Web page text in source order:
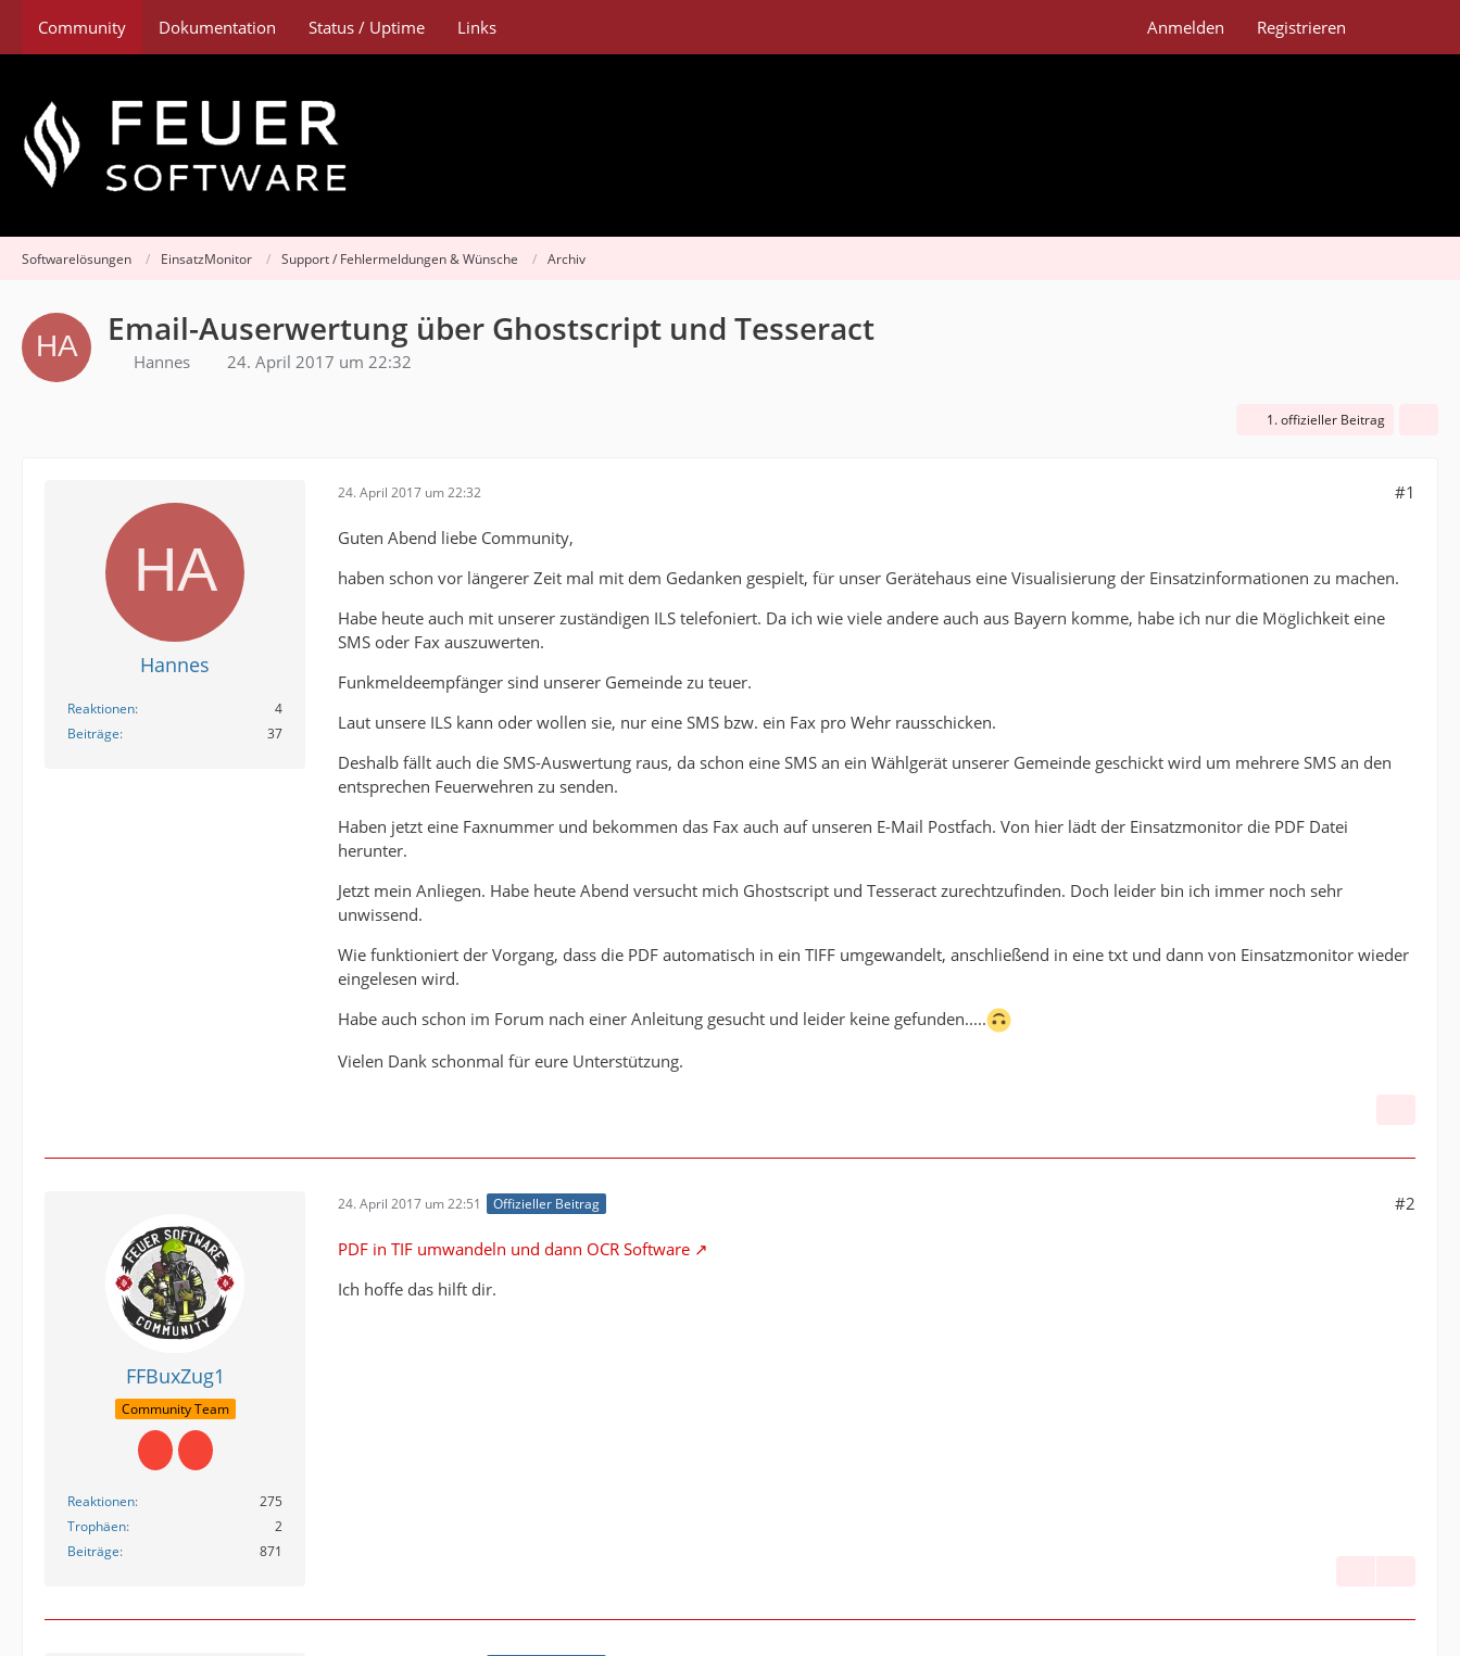
Community Dokumentation Status / Uptime Links Anmelden Registrieren
Softwarelösungen EinsatzMonitor Support / Fehlermeldungen & Wünsche Archiv
Email-Auserwertung über Ghostscript und Tesseract
Hannes 24. April 2017 um 22:32
1. offizieller Beitrag
Hannes
Reaktionen
4
Beiträge
37
24. April 2017 um 22:32 #1
Guten Abend liebe Community,
haben schon vor längerer Zeit mal mit dem Gedanken gespielt, für unser Gerätehaus eine Visualisierung der Einsatzinformationen zu machen.
Habe heute auch mit unserer zuständigen ILS telefoniert. Da ich wie viele andere auch aus Bayern komme, habe ich nur die Möglichkeit eine
SMS oder Fax auszuwerten.
Funkmeldeempfänger sind unserer Gemeinde zu teuer.
Laut unsere ILS kann oder wollen sie, nur eine SMS bzw. ein Fax pro Wehr rausschicken.
Deshalb fällt auch die SMS-Auswertung raus, da schon eine SMS an ein Wählgerät unserer Gemeinde geschickt wird um mehrere SMS an den
entsprechen Feuerwehren zu senden.
Haben jetzt eine Faxnummer und bekommen das Fax auch auf unseren E-Mail Postfach. Von hier lädt der Einsatzmonitor die PDF Datei
herunter.
Jetzt mein Anliegen. Habe heute Abend versucht mich Ghostscript und Tesseract zurechtzufinden. Doch leider bin ich immer noch sehr
unwissend.
Wie funktioniert der Vorgang, dass die PDF automatisch in ein TIFF umgewandelt, anschließend in eine txt und dann von Einsatzmonitor wieder
eingelesen wird.
Habe auch schon im Forum nach einer Anleitung gesucht und leider keine gefunden.....
Vielen Dank schonmal für eure Unterstützung.
FFBuxZug1
Community Team
Reaktionen
275
Trophäen
2
Beiträge
871
24. April 2017 um 22:51 Offizieller Beitrag #2
PDF in TIF umwandeln und dann OCR Software
Ich hoffe das hilft dir.